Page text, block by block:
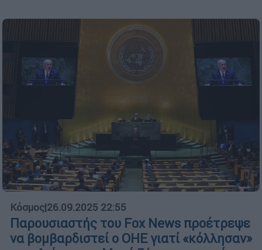
Κόσμος|26.09.2025 22:55
Παρουσιαστής του Fox News προέτρεψε
να βομβαρδιστεί ο ΟΗΕ γιατί «κόλλησαν»